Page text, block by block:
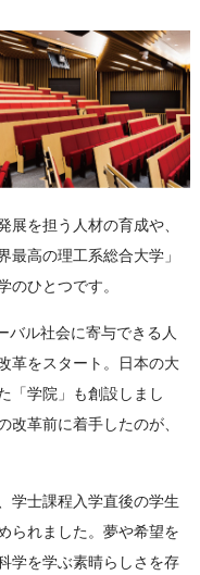
を担う人材の育成や、
高の理工系総合大学」
のひとつです。
バル社会に寄与できる人
革をスタート。日本の大
「学院」も創設しまし
改革前に着手したのが、
学士課程入学直後の学生
られました。夢や希望を
学を学ぶ素晴らしさを存